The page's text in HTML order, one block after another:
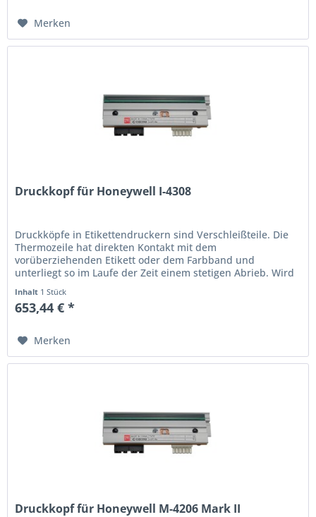
Merken
Druckkopf für Honeywell I-4308
Druckköpfe in Etikettendruckern sind Verschleißteile. Die
Thermo­zeile hat direkten Kontakt mit dem
vorüberziehenden Etikett oder dem Farbband und
unterliegt so im Laufe der Zeit einem stetigen Abrieb. Wird
Inhalt 1 Stück
653,44 € *
Merken
Druckkopf für Honeywell M-4206 Mark II